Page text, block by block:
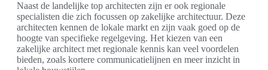
Naast de landelijke top architecten zijn er ook regionale
specialisten die zich focussen op zakelijke architectuur. Deze
architecten kennen de lokale markt en zijn vaak goed op de
hoogte van specifieke regelgeving. Het kiezen van een
zakelijke architect met regionale kennis kan veel voordelen
bieden, zoals kortere communicatielijnen en meer inzicht in